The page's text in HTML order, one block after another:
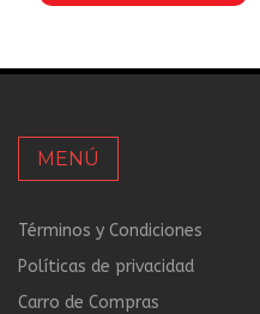
MENÚ
Términos y Condiciones
Políticas de privacidad
Carro de Compras